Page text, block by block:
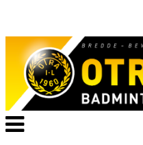
Veksle
navigasjon